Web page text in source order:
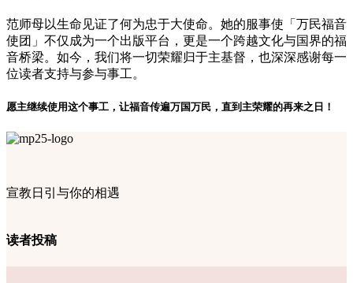
范师母以生命见证了何为忠于大使命。她的服事使「万民福音
使团」不仅成为一个出版平台，更是一个跨越文化与国界的福
音桥梁。如今，我们将一切荣耀归于主基督，也深深感谢每一
位读者支持与参与事工。
愿主继续使用这个事工，让福音传遍万国万民，直到主荣耀的再来之日！
宣教日引与你的相遇
读者投稿